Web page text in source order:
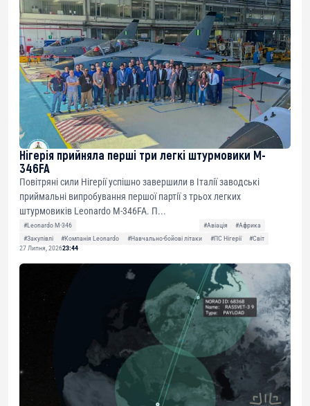
Нігерія прийняла перші три легкі штурмовики M-
346FA
Повітряні сили Нігерії успішно завершили в Італії заводські
приймальні випробування першої партії з трьох легких
штурмовиків Leonardo M-346FA. П...
#Leonardo M-346 #Авіація
#Африка
#Закупівлі
#Компанія Leonardo #Навчально-бойові літаки #ПС Нігерії
#Світ
27 Липня, 202623:44